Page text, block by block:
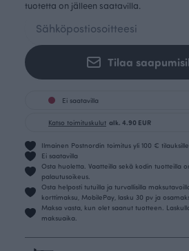
tuotetta on jälleen saatavilla.
Tilaa
Ei saatavilla
Katso toimituskulut alk. 4.90 EUR
Ilmainen Postnordin toimitus yli 100 €
Ei saatavilla
Osta huoletta. Vaatteilla sekä kodin tuotteilla
palautusoikeus.
Osta helposti tutuilla ja turvallisilla
korttimaksu, MobilePay, lasku 30 pv ja
Maksa vasta, kun olet saanut tuotteen.
maksuaika.